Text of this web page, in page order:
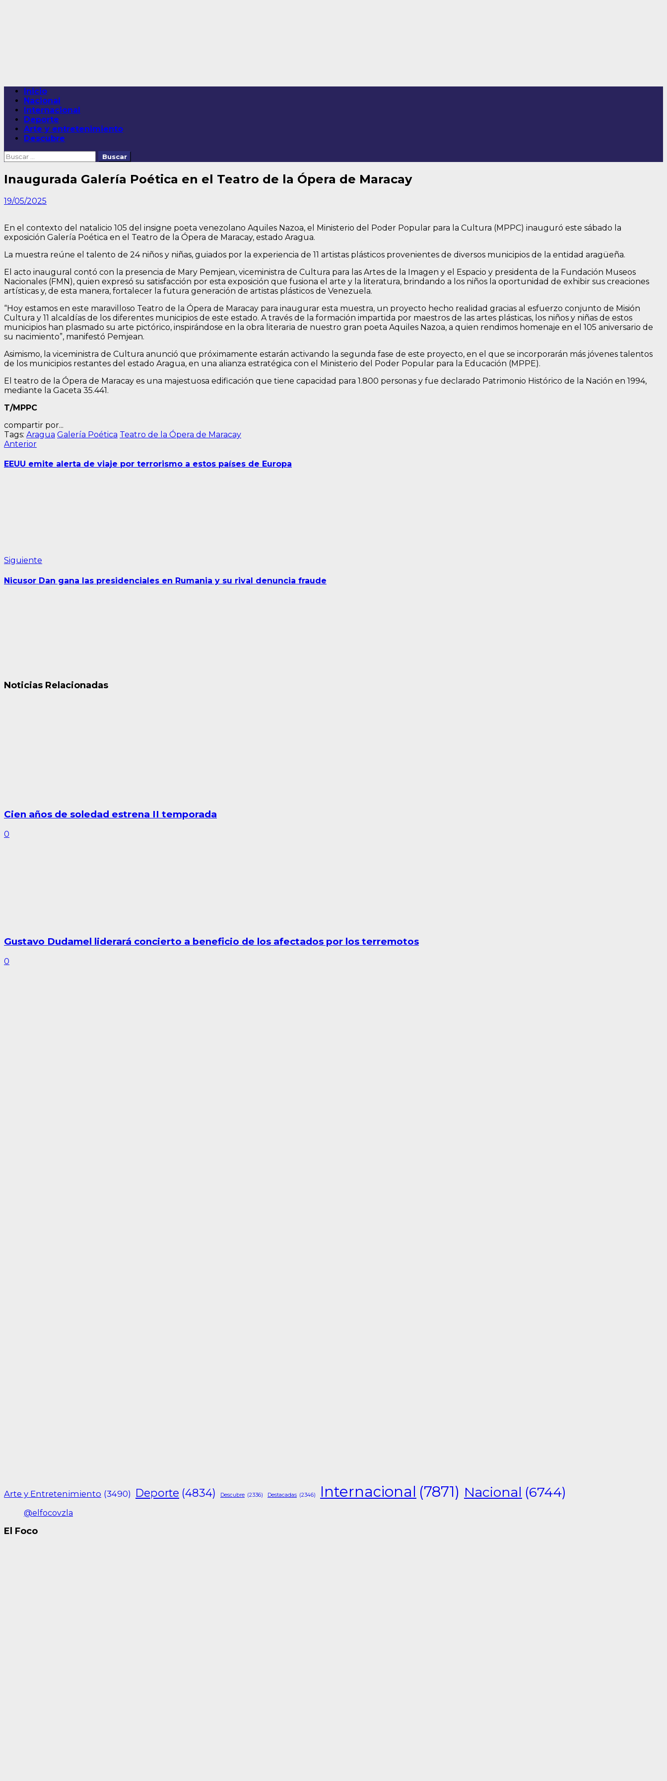
Menú
principal
Inicio
Nacional
Internacional
Deporte
Arte y entretenimiento
Descubre
Buscar:
Inaugurada Galería Poética en el Teatro de la Ópera de Maracay
19/05/2025
En el contexto del natalicio 105 del insigne poeta venezolano Aquiles Nazoa, el Ministerio del Poder Popular para la Cultura (MPPC) inauguró este sábado la
exposición Galería Poética en el Teatro de la Ópera de Maracay, estado Aragua.
La muestra reúne el talento de 24 niños y niñas, guiados por la experiencia de 11 artistas plásticos provenientes de diversos municipios de la entidad aragüeña.
El acto inaugural contó con la presencia de Mary Pemjean, viceministra de Cultura para las Artes de la Imagen y el Espacio y presidenta de la Fundación Museos
Nacionales (FMN), quien expresó su satisfacción por esta exposición que fusiona el arte y la literatura, brindando a los niños la oportunidad de exhibir sus creaciones
artísticas y, de esta manera, fortalecer la futura generación de artistas plásticos de Venezuela.
“Hoy estamos en este maravilloso Teatro de la Ópera de Maracay para inaugurar esta muestra, un proyecto hecho realidad gracias al esfuerzo conjunto de Misión
Cultura y 11 alcaldías de los diferentes municipios de este estado. A través de la formación impartida por maestros de las artes plásticas, los niños y niñas de estos
municipios han plasmado su arte pictórico, inspirándose en la obra literaria de nuestro gran poeta Aquiles Nazoa, a quien rendimos homenaje en el 105 aniversario de
su nacimiento”, manifestó Pemjean.
Asimismo, la viceministra de Cultura anunció que próximamente estarán activando la segunda fase de este proyecto, en el que se incorporarán más jóvenes talentos
de los municipios restantes del estado Aragua, en una alianza estratégica con el Ministerio del Poder Popular para la Educación (MPPE).
El teatro de la Ópera de Maracay es una majestuosa edificación que tiene capacidad para 1.800 personas y fue declarado Patrimonio Histórico de la Nación en 1994,
mediante la Gaceta 35.441.
T/MPPC
compartir por...
Tags: Aragua Galería Poética Teatro de la Ópera de Maracay
Navegación
de
AnteriorEntrada
EEUU emite alerta de viaje por terrorismo a estos países de Europa
Siguiente
Nicusor Dan gana las presidenciales en Rumania y su rival denuncia fraude
Noticias Relacionadas
Cien años de soledad estrena II temporada
0
Gustavo Dudamel liderará concierto a beneficio de los afectados por los terremotos
0
Arte y Entretenimiento (3490) Deporte (4834) Descubre (2336) Destacadas (2346) Internacional (7871) Nacional (6744)
@elfocovzla
El Foco